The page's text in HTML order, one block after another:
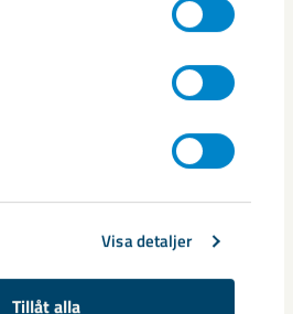
Visa detaljer
Tillåt alla
upptäckte en
uppleva handboll på hög nivå